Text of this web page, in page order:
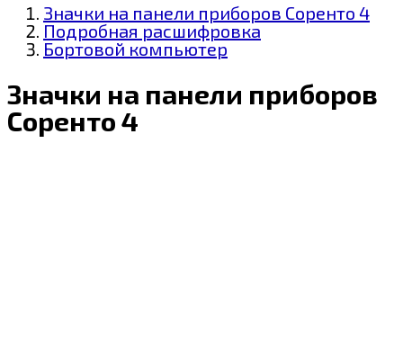
Значки на панели приборов Соренто 4
Подробная расшифровка
Бортовой компьютер
Значки на панели приборов
Соренто 4